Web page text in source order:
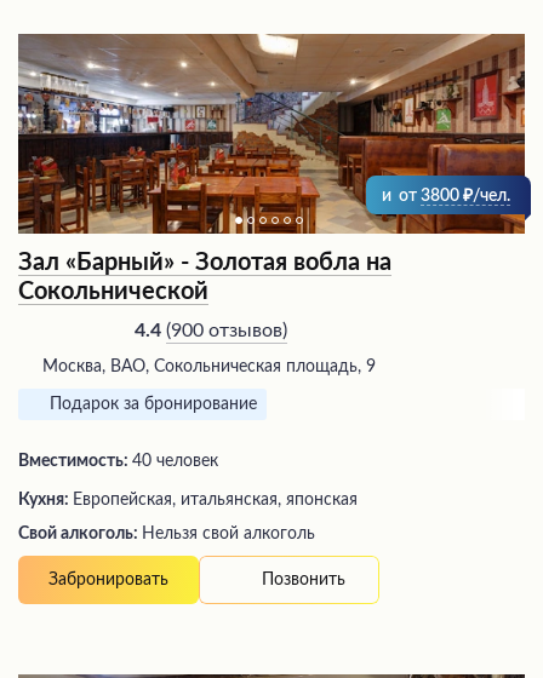
и от 3800 /чел.
Зал «Барный» - Золотая вобла на
Сокольнической
4.4 (900 отзывов)
Москва, ВАО, Сокольническая площадь, 9
Подарок за бронирование
Вместимость: 40 человек
Кухня: Европейская, итальянская, японская
Свой алкоголь: Нельзя свой алкоголь
Забронировать Позвонить